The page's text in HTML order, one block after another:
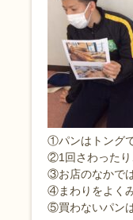
①パンはトング
②1回さわったり
③お店のなかで
④まわりをよく
⑤買わないパン